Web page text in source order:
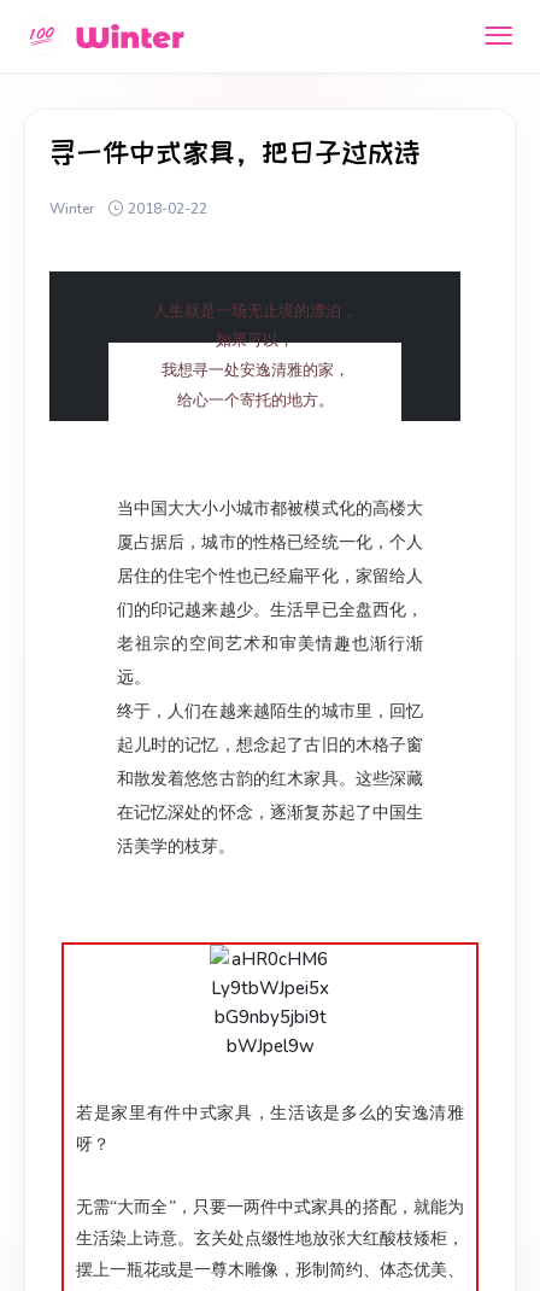
寻一件中式家具，把日子过成诗
Winter 2018-02-22
人生就是一场无止境的漂泊，
如果可以，
我想寻一处安逸清雅的家，
给心一个寄托的地方。
当中国大大小小城市都被模式化的高楼大
厦占据后，城市的性格已经统一化，个人
居住的住宅个性也已经扁平化，家留给人
们的印记越来越少。生活早已全盘西化，
老祖宗的空间艺术和审美情趣也渐行渐
远。
终于，人们在越来越陌生的城市里，回忆
起儿时的记忆，想念起了古旧的木格子窗
和散发着悠悠古韵的红木家具。这些深藏
在记忆深处的怀念，逐渐复苏起了中国生
活美学的枝芽。
若是家里有件中式家具，生活该是多么的安逸清雅
呀？
无需“大而全”，只要一两件中式家具的搭配，就能为
生活染上诗意。玄关处点缀性地放张大红酸枝矮柜，
摆上一瓶花或是一尊木雕像，形制简约、体态优美、